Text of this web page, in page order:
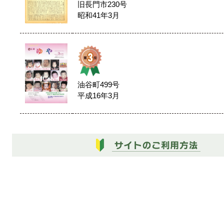
旧長門市230号
昭和41年3月
油谷町499号
平成16年3月